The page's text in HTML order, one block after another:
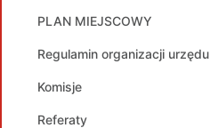
PLAN MIEJSCOWY
Regulamin organizacji urzędu
Komisje
Referaty